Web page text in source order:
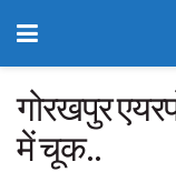
गोरखपुर
में चूक..